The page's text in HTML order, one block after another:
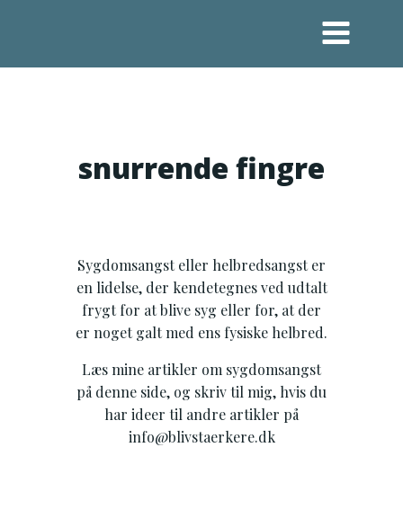
snurrende fingre
Sygdomsangst eller helbredsangst er
en lidelse, der kendetegnes ved udtalt
frygt for at blive syg eller for, at der
er noget galt med ens fysiske helbred.
Læs mine artikler om sygdomsangst
på denne side, og skriv til mig, hvis du
har ideer til andre artikler på
info@blivstaerkere.dk